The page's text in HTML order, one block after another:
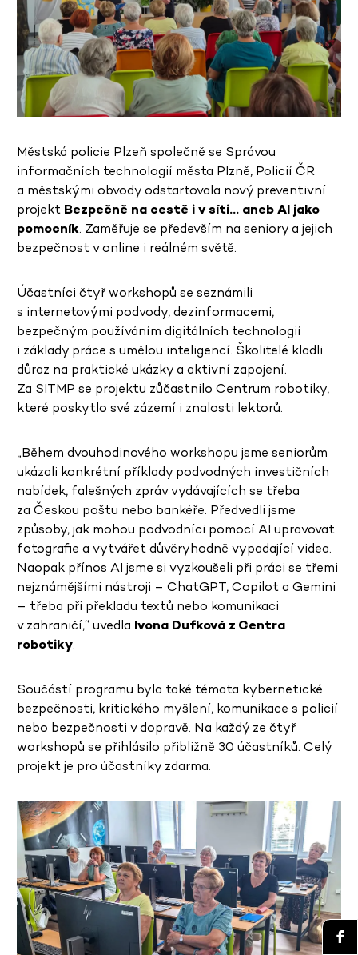
Městská policie Plzeň společně se Správou
informačních technologií města Plzně, Policií ČR
a městskými obvody odstartovala nový preventivní
projekt Bezpečně na cestě i v síti… aneb AI jako
pomocník. Zaměřuje se především na seniory a jejich
bezpečnost v online i reálném světě.
Účastníci čtyř workshopů se seznámili
s internetovými podvody, dezinformacemi,
bezpečným používáním digitálních technologií
i základy práce s umělou inteligencí. Školitelé kladli
důraz na praktické ukázky a aktivní zapojení.
Za SITMP se projektu zůčastnilo Centrum robotiky,
které poskytlo své zázemí i znalosti lektorů.
„Během dvouhodinového workshopu jsme seniorům
ukázali konkrétní příklady podvodných investičních
nabídek, falešných zpráv vydávajících se třeba
za Českou poštu nebo bankéře. Předvedli jsme
způsoby, jak mohou podvodníci pomocí AI upravovat
fotografie a vytvářet důvěryhodně vypadající videa.
Naopak přínos AI jsme si vyzkoušeli při práci se třemi
nejznámějšími nástroji – ChatGPT, Copilot a Gemini
– třeba při překladu textů nebo komunikaci
v zahraničí,“ uvedla Ivona Dufková z Centra
robotiky.
Součástí programu byla také témata kybernetické
bezpečnosti, kritického myšlení, komunikace s policií
nebo bezpečnosti v dopravě. Na každý ze čtyř
workshopů se přihlásilo přibližně 30 účastníků. Celý
projekt je pro účastníky zdarma.